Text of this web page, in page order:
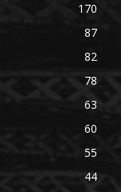
170
87
82
78
63
60
55
44